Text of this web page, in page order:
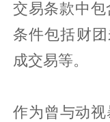
交易条款中
条件包括财
成交易等。
作为曾与动